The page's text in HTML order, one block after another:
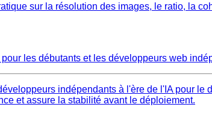
sur la résolution des images, le ratio, la
les débutants et les développeurs web
indépendants à l'ère de l'IA pour le
et assure la stabilité avant le déploiement.